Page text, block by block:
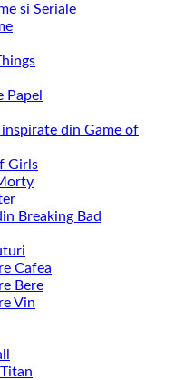
si Seriale
Papel
din Game of
Girls
Breaking Bad
Cafea
Bere
Vin